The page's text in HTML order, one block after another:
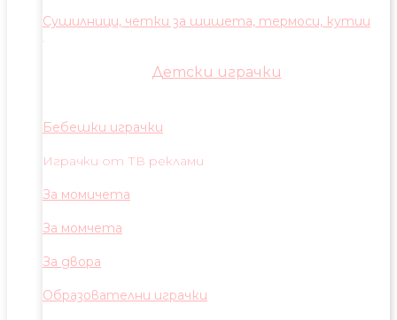
Сушилници, четки за шишета, термоси, кутии
Детски играчки
Бебешки играчки
Играчки от ТВ реклами
За момичета
За момчета
За двора
Образователни играчки